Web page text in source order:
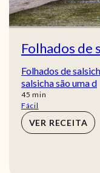
Folhados de
Folhados de
salsicha são uma d
45 min
min
Fácil
VER RECEITA